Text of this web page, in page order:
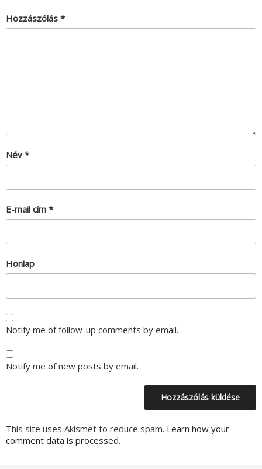
Hozzászólás *
Név *
E-mail cím *
Honlap
Notify me of follow-up comments by email.
Notify me of new posts by email.
This site uses Akismet to reduce spam. Learn how your
comment data is processed.